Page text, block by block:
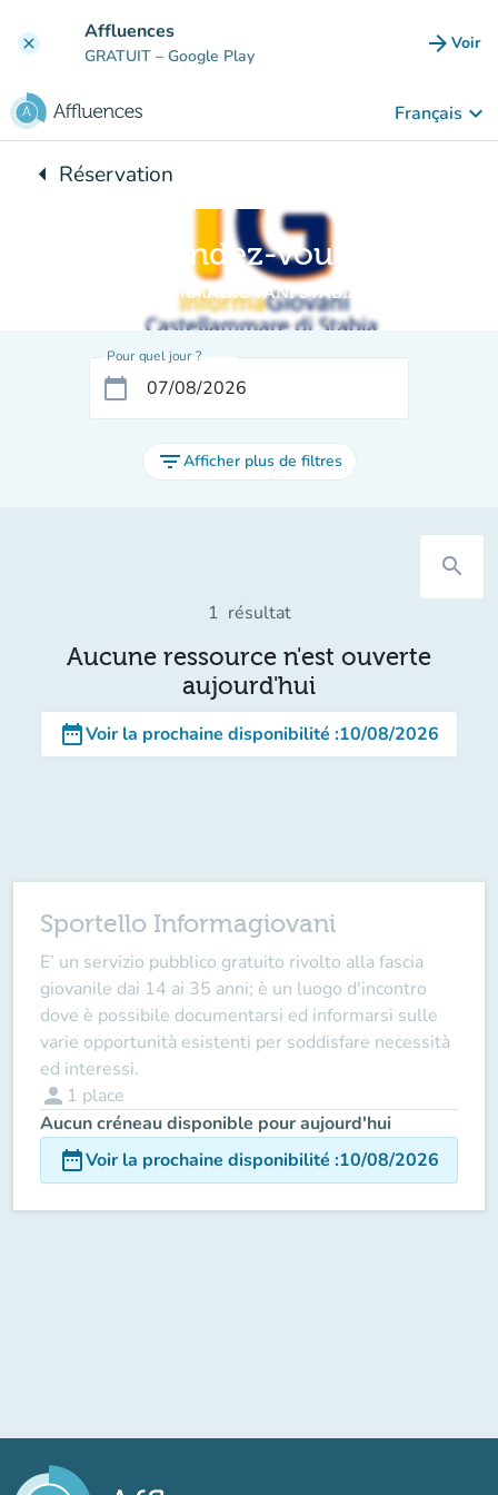
clear Affluences
GRATUIT – Google Play arrow_forward Voir
Français keyboard_arrow_down
arrow_leftRetour à :
Réservation
Rendez-vous
INFORMAGIOVANI STABIA
Pour quel jour ?
calendar_today
filter_listAfficher plus de filtres
search
1 résultat
Aucune ressource n'est ouverte
aujourd'hui
date_rangeVoir la prochaine disponibilité :10/08/2026
Sportello Informagiovani
E’ un servizio pubblico gratuito rivolto alla fascia
giovanile dai 14 ai 35 anni; è un luogo d'incontro
dove è possibile documentarsi ed informarsi sulle
varie opportunità esistenti per soddisfare necessità
ed interessi.
person 1 place
Aucun créneau disponible pour aujourd'hui
date_rangeVoir la prochaine disponibilité :10/08/2026